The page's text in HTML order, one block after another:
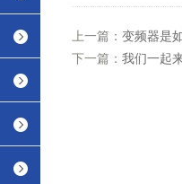
上一篇： 变频器是
下一篇： 我们一起